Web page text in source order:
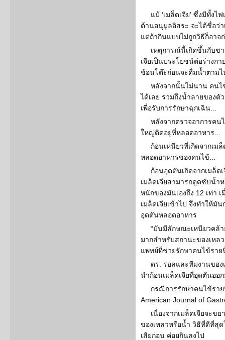
แม้ ‘เมล็ดเจีย’ ซึ่งมีทั้ง
ต้านอนุมูลอิสระ จะได้ชื่อว่า
แต่ถ้ากินแบบไม่ถูกวิธีก็อาจ
เหตุการณ์นี้เกิดขึ้นกับช
เจียเป็นประโยชน์ต่อร่างก
ช้อนโต๊ะก่อนจะดื่มน้ำตามไ
หลังจากนั้นไม่นาน คนไ
ได้เลย รวมถึงน้ำลายของตั
เพื่อรับการรักษาฉุกเฉิน...
หลังจากตรวจอาการค
ใหญ่ติดอยู่ที่หลอดอาหาร...
ก้อนเหนียวที่เกิดจากเม
หลอดอาหารของคนไข้...
ก้อนอุดตันเกิดจากเมล็ด
เมล็ดเจียสามารถดูดซับน้ำ
หนักของมันเองถึง 12 เท่า
เมล็ดเจียเข้าไป จึงทำให้
อุดตันหลอดอาหาร
“มันมีลักษณะเหนียวคล้
มากสำหรับสถานะของเหล
แพทย์ที่ช่วยรักษาคนไข้รา
ดร. รอลและทีมงานของ
นำก้อนเมล็ดเจียที่อุดตันออ
กรณีการรักษาคนไข้รา
American Journal of
เนื่องจากเมล็ดเจียจะข
ของเหลวหรือน้ำ วิธีที่ดีที่สุ
เสียก่อน ค่อยกินลงไป